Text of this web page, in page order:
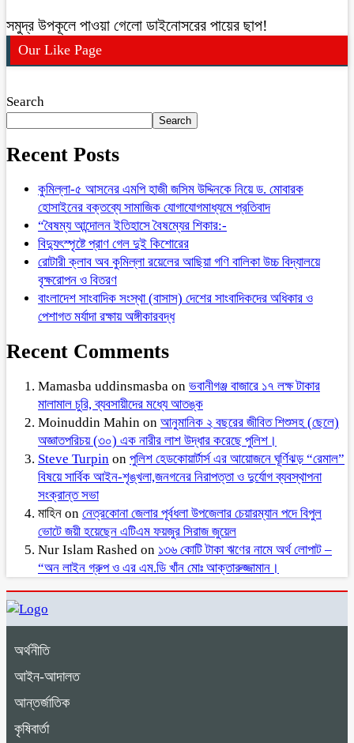
সমুদ্র উপকূলে পাওয়া গেলো ডাইনোসরের পায়ের ছাপ!
Our Like Page
Search
Search
Recent Posts
কুমিল্লা-৫ আসনের এমপি হাজী জসিম উদ্দিনকে নিয়ে ড. মোবারক
হোসাইনের বক্তব্যে সামাজিক যোগাযোগমাধ্যমে প্রতিবাদ
“বৈষম্য আন্দোলন ইতিহাসে বৈষম্যের শিকার:-
বিদ্যুৎস্পৃষ্টে প্রাণ গেল দুই কিশোরের
রোটারী ক্লাব অব কুমিল্লা রয়েলের আছিয়া গণি বালিকা উচ্চ বিদ্যালয়ে
বৃক্ষরোপন ও বিতরণ
বাংলাদেশ সাংবাদিক সংস্থা (বাসাস) দেশের সাংবাদিকদের অধিকার ও
পেশাগত মর্যাদা রক্ষায় অঙ্গীকারবদ্ধ
Recent Comments
Mamasba uddinsmasba on ভবানীগঞ্জ বাজারে ১৭ লক্ষ টাকার
মালামাল চুরি, ব্যবসায়ীদের মধ্যে আতঙ্ক
Moinuddin Mahin on আনুমানিক ২ বছরের জীবিত শিশুসহ (ছেলে)
অজ্ঞাতপরিচয় (৩০) এক নারীর লাশ উদ্ধার করেছে পুলিশ।
Steve Turpin on পুলিশ হেডকোয়ার্টার্স এর আয়োজনে ঘূর্ণিঝড় “রেমাল”
বিষয়ে সার্বিক আইন-শৃঙ্খলা,জনগনের নিরাপত্তা ও দুর্যোগ ব্যবস্থাপনা
সংক্রান্ত সভা
মাহিন on নেত্রকোনা জেলার পূর্বধলা উপজেলার চেয়ারম্যান পদে বিপুল
ভোটে জয়ী হয়েছেন এটিএম ফয়জুর সিরাজ জুয়েল
Nur Islam Rashed on ১৩৬ কোটি টাকা ঋণের নামে অর্থ লোপাট –
“অন লাইন গ্রুপ ও এর এম.ডি খাঁন মোঃ আক্তারুজ্জামান।
অর্থনীতি
আইন-আদালত
আন্তর্জাতিক
কৃষিবার্তা